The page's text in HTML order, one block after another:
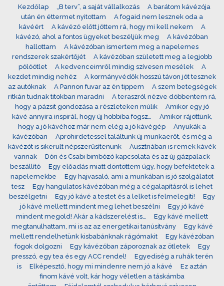
Kezdőlap „B terv”, a saját vállalkozás
A barátom kávézója
után én éttermet nyitottam
A fogaid nem lesznek oda a
kávéért
A kávézó előtt jöttem rá, hogy mi kell nekem
A
kávézó, ahol a fontos ügyeket beszéljük meg
A kávézóban
hallottam
A kávézóban ismertem meg a napelemes
rendszerek szakértőjét
A kávézóban született meg a legjobb
pólóötlet
A kedvenceimről mindig szívesen mesélek
A
kezdet mindig nehéz
A kormányvédők hosszú távon jót tesznek
az autóknak
A Pannon fuvar az én tippem
A szem betegségek
ritkán tudnak titokban maradni
A teraszról nézve döbbentem rá,
hogy a pázsit gondozása a részleteken múlik
Amikor egy jó
kávé annyira inspirál, hogy új hobbiba fogsz…
Amikor rájöttünk,
hogy a jó kávéhoz már nem elég a jó kávégép
Anyukák a
kávézóban
Aprohirdetessel találtunk új munkaerőt, és még a
kávézót is sikerült népszerűsítenünk
Ausztriában is remek kávék
vannak
Dóri és Csabi bimbózó kapcsolata és az új gázpalack
beszállító
Egy előadás miatt döntöttem úgy, hogy befektetek a
napelemekbe
Egy hajvasaló, ami a munkában is jó szolgálatot
tesz
Egy hangulatos kávézóban még a cégalapításról is lehet
beszélgetni
Egy jó kávé a testet és a lelket is felmelegíti!
Egy
jó kávé mellett mindent meg lehet beszélni
Egy jó kávé
mindent megold! Akár a kádszerelést is…
Egy kávé mellett
megtanulhattam, mi is az az energetikai tanúsítvány
Egy kávé
mellett rendelhetünk kisbabánknak rágómakit
Egy kávézóban
fogok dolgozni
Egy kávézóban záporoznak az ötletek
Egy
presszó, egy tea és egy ACC rendel!
Egyediség a ruhák terén
is
Elképesztő, hogy mi mindenre nem jó a kávé
Ez aztán
finom kávé volt, kár hogy véletlen a táskámba